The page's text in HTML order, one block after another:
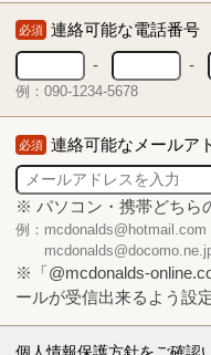
必須 連絡可能な電話番号
-
-
例：090-1234-5678
必須 連絡可能なメールア
※ パソコン・携帯どちら
例：mcdonalds@hotmail.com
※「@mcdonalds-
ールが受信出来るよう設